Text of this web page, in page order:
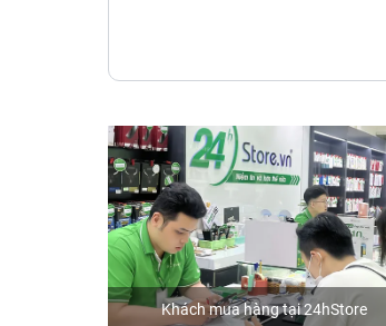
Khách mua hàng tại 24hStore